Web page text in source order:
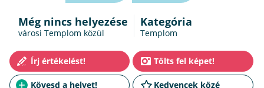
Még nincs helyezése
városi Templom közül
Kategória
Templom